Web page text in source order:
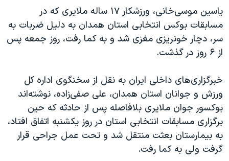
آرشیو پخش زنده
مجموعه مستندهای دادخواهی
تریبونال مردمی آبان ۹۸
دادگاه حمید نوری
قانون شفافیت دارائی کادر رهبری ایران
اعتراضات مردمی آبان ۹۸
اسرائیل در جنگ
نرگس محمدی برنده جایزه نوبل صلح
یاسین موسی‌خانی، ورزشکار ۱۷ ساله ملایری که در
مسابقات بوکس انتخابی استان همدان به دلیل ضربات به
سر، دچار خونریزی مغزی شد و‌ به کما رفت، روز جمعه پس
از ۶ روز در گذشت.
خبرگزاری‌های داخلی ایران به نقل از سخنگوی اداره کل
ورزش و جوانان استان همدان، علی صفی‌زاده، نوشته‌اند
بوکسور جوان ملایری بلافاصله پس از حادثه که حین
برگزاری مسابقات انتخابی استان در روز یکشنبه اتفاق افتاد،
به بیمارستان بعثت منتقل شد و تحت عمل جراحی قرار
گرفت ولی به کما رفت.